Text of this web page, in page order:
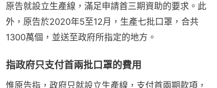
原告就設立生產線，滿足申請首三期資助的要求。此
外，原告於2020年5至12月，生產七批口罩，合共
1300萬個，並送至政府所指定的地方。
指政府只支付首兩批口罩的費用
惟原告指，政府只就設立生產線，支付首兩期款項，